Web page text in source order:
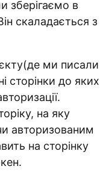
зберігаємо в
скаладається з
ми писали
сторінки до яких
на яку
авторизованим
на сторінку